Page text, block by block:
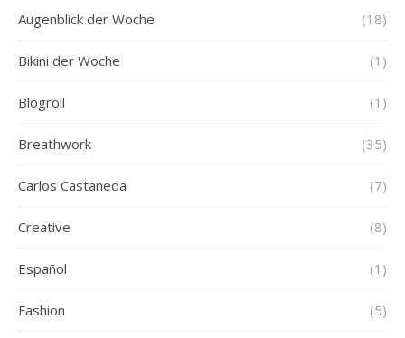
Augenblick der Woche (18)
Bikini der Woche (1)
Blogroll (1)
Breathwork (35)
Carlos Castaneda (7)
Creative (8)
Español (1)
Fashion (5)